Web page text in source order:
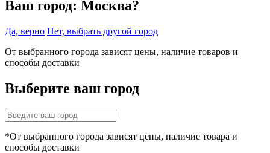
Ваш город: Москва?
Да, верно Нет, выбрать другой город
От выбранного города зависят цены, наличие товаров и
способы доставки
Выберите ваш город
*От выбранного города зависят цены, наличие товара и
способы доставки